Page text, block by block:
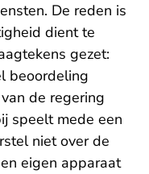
De reden is
dient te
gezet:
beoordeling
de regering
speelt mede een
niet over de
eigen apparaat